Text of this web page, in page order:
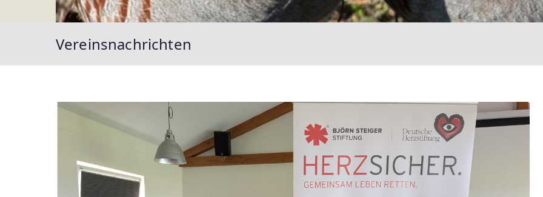
Vereinsnachrichten